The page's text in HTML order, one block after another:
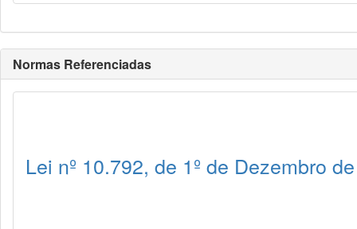
Normas Referenciadas
Lei nº 10.792, de 1º de Dezembro